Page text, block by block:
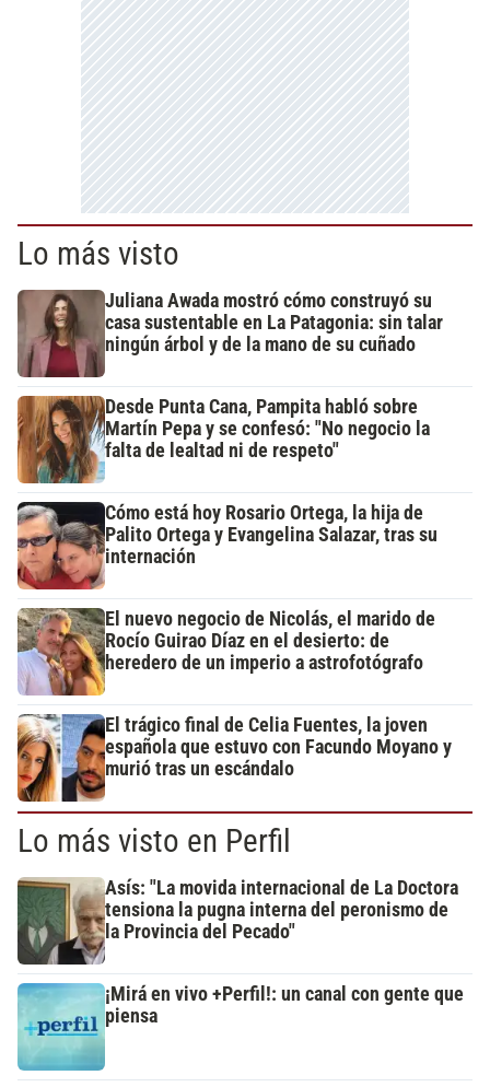
Lo más visto
Juliana Awada mostró cómo construyó su
casa sustentable en La Patagonia: sin talar
ningún árbol y de la mano de su cuñado
Desde Punta Cana, Pampita habló sobre
Martín Pepa y se confesó: "No negocio la
falta de lealtad ni de respeto"
Cómo está hoy Rosario Ortega, la hija de
Palito Ortega y Evangelina Salazar, tras su
internación
El nuevo negocio de Nicolás, el marido de
Rocío Guirao Díaz en el desierto: de
heredero de un imperio a astrofotógrafo
El trágico final de Celia Fuentes, la joven
española que estuvo con Facundo Moyano y
murió tras un escándalo
Lo más visto en Perfil
Asís: "La movida internacional de La Doctora
tensiona la pugna interna del peronismo de
la Provincia del Pecado"
¡Mirá en vivo +Perfil!: un canal con gente que
piensa